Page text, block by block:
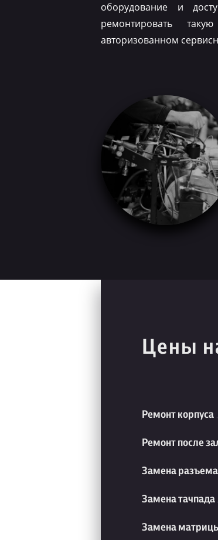
оборудование и
ремонтировать
авторизованном
Цены
Ремонт корпуса
Ремонт после
Замена
Замена тачпада
Замена